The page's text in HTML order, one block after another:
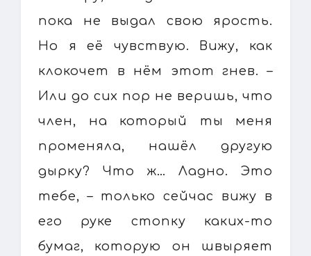
пока не выдал свою ярость.
Но я её чувствую. Вижу, как
клокочет в нём этот гнев. –
Или до сих пор не веришь, что
член, на который ты меня
променяла, нашёл другую
дырку? Что ж… Ладно. Это
тебе, – только сейчас вижу в
его руке стопку каких-то
бумаг, которую он швыряет